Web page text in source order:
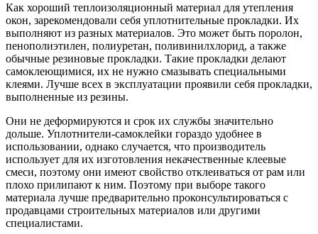
Как хороший теплоизоляционный материал для утепления
окон, зарекомендовали себя уплотнительные прокладки. Их
выполняют из разных материалов. Это может быть поролон,
пенополиэтилен, полиуретан, поливинилхлорид, а также
обычные резиновые прокладки. Такие прокладки делают
самоклеющимися, их не нужно смазывать специальными
клеями. Лучше всех в эксплуатации проявили себя прокладки,
выполненные из резины.
Они не деформируются и срок их службы значительно
дольше. Уплотнители-самоклейки гораздо удобнее в
использовании, однако случается, что производитель
использует для их изготовления некачественные клеевые
смеси, поэтому они имеют свойство отклеиваться от рам или
плохо прилипают к ним. Поэтому при выборе такого
материала лучше предварительно проконсультироваться с
продавцами строительных материалов или другими
специалистами.